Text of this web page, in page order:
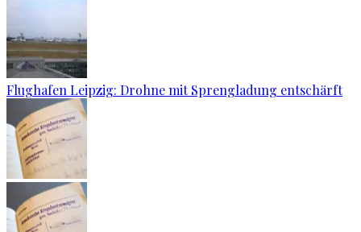
Flughafen Leipzig: Drohne mit Sprengladung entschärft